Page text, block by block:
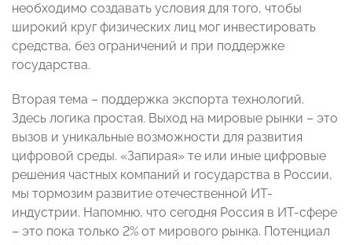
необходимо создавать условия для того, чтобы
широкий круг физических лиц мог инвестировать
средства, без ограничений и при поддержке
государства.
Вторая тема – поддержка экспорта технологий.
Здесь логика простая. Выход на мировые рынки – это
вызов и уникальные возможности для развития
цифровой среды. «Запирая» те или иные цифровые
решения частных компаний и государства в России,
мы тормозим развитие отечественной ИТ-
индустрии. Напомню, что сегодня Россия в ИТ-сфере
– это пока только 2% от мирового рынка. Потенциал